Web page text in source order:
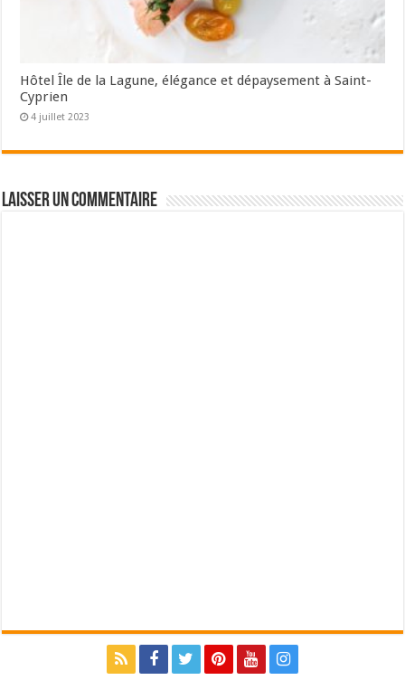
Hôtel Île de la Lagune, élégance et dépaysement à Saint-
Cyprien
4 juillet 2023
Laisser un commentaire